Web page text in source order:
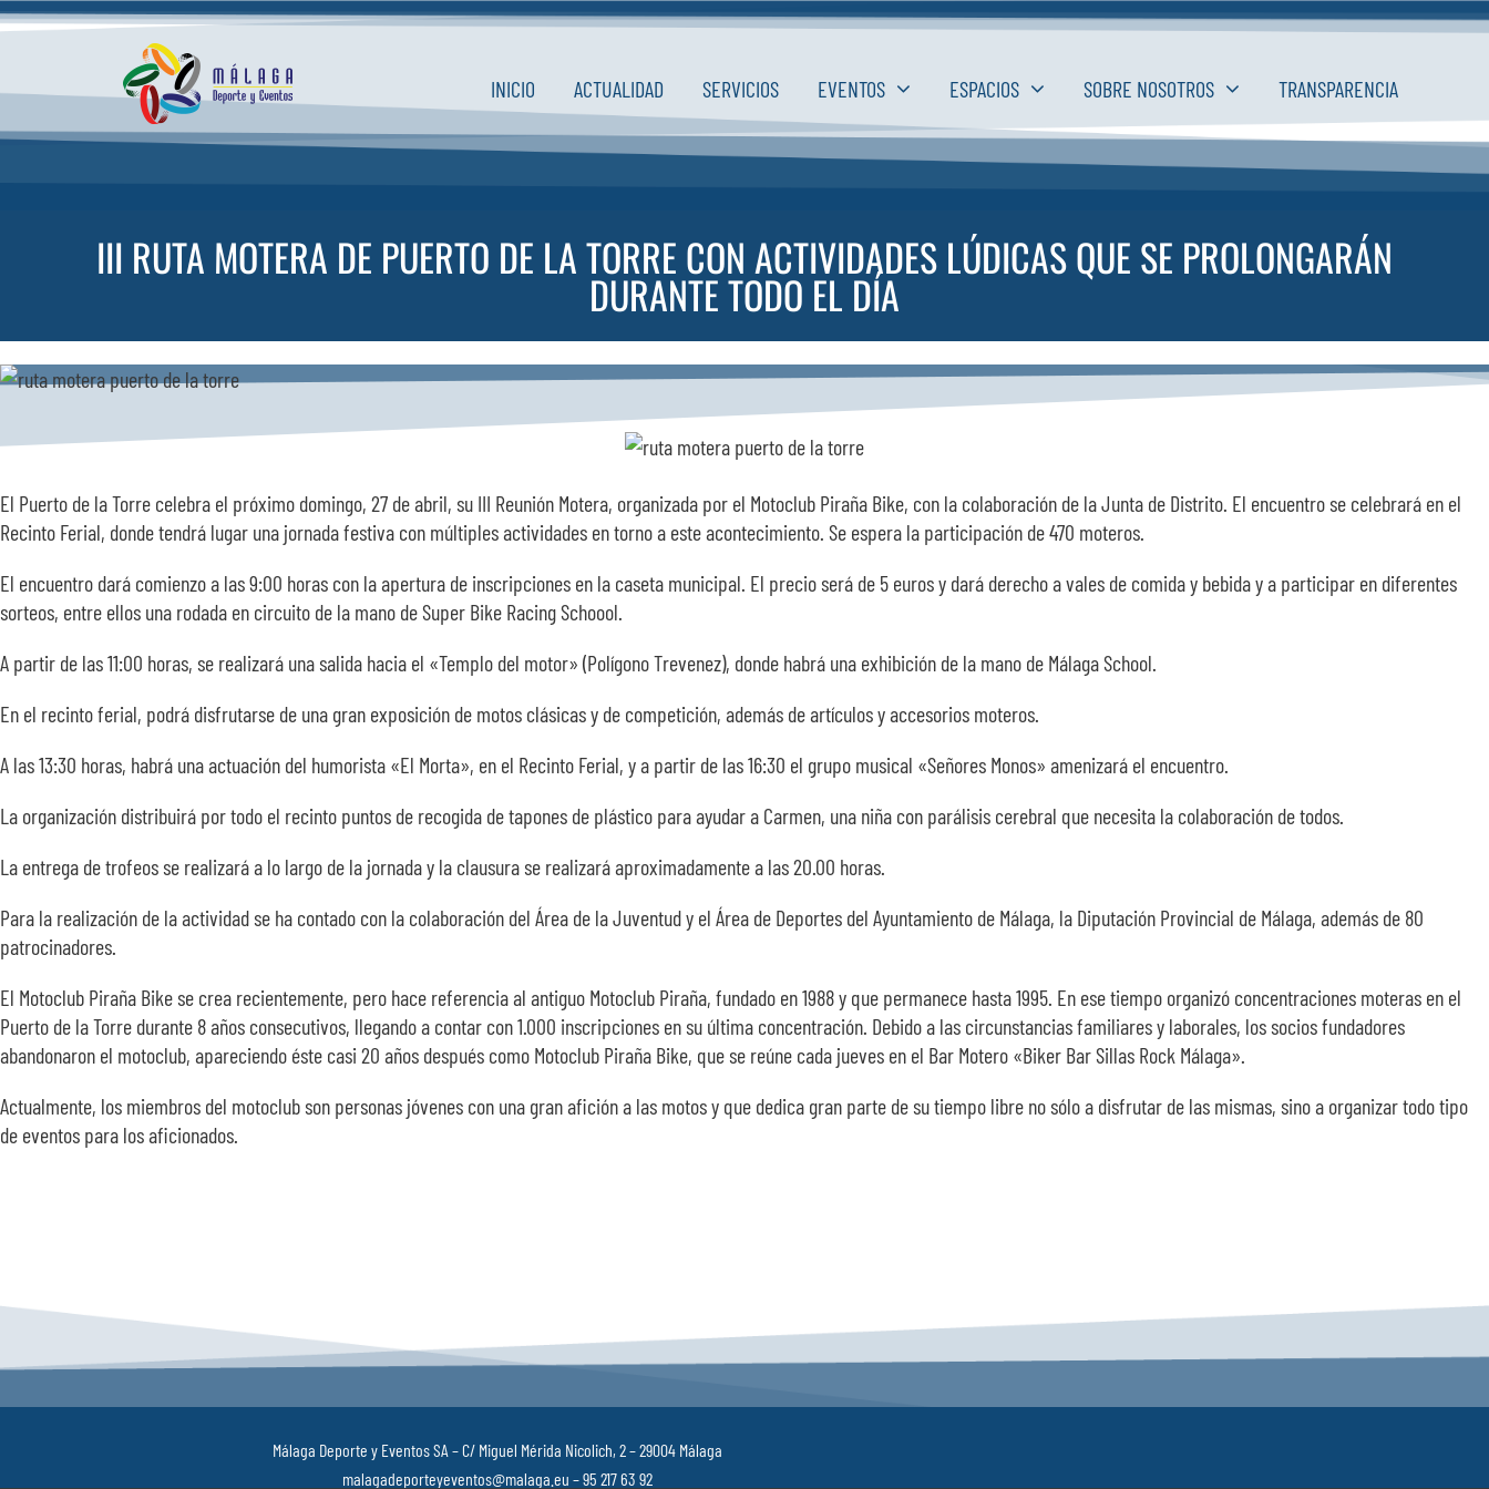
Saltar
INICIO ACTUALIDAD SERVICIOS EVENTOS ESPACIOS SOBRE NOSOTROS TRANSPARENCIA
III RUTA MOTERA DE PUERTO DE LA TORRE CON ACTIVIDADES LÚDICAS QUE SE PROLONGARÁN
DURANTE TODO EL DÍA
El Puerto de la Torre celebra el próximo domingo, 27 de abril, su III Reunión Motera, organizada por el Motoclub Piraña Bike, con la colaboración de la Junta de Distrito. El encuentro se celebrará en el
Recinto Ferial, donde tendrá lugar una jornada festiva con múltiples actividades en torno a este acontecimiento. Se espera la participación de 470 moteros.
El encuentro dará comienzo a las 9:00 horas con la apertura de inscripciones en la caseta municipal. El precio será de 5 euros y dará derecho a vales de comida y bebida y a participar en diferentes
sorteos, entre ellos una rodada en circuito de la mano de Super Bike Racing Schoool.
A partir de las 11:00 horas, se realizará una salida hacia el «Templo del motor» (Polígono Trevenez), donde habrá una exhibición de la mano de Málaga School.
En el recinto ferial, podrá disfrutarse de una gran exposición de motos clásicas y de competición, además de artículos y accesorios moteros.
A las 13:30 horas, habrá una actuación del humorista «El Morta», en el Recinto Ferial, y a partir de las 16:30 el grupo musical «Señores Monos» amenizará el encuentro.
La organización distribuirá por todo el recinto puntos de recogida de tapones de plástico para ayudar a Carmen, una niña con parálisis cerebral que necesita la colaboración de todos.
La entrega de trofeos se realizará a lo largo de la jornada y la clausura se realizará aproximadamente a las 20.00 horas.
Para la realización de la actividad se ha contado con la colaboración del Área de la Juventud y el Área de Deportes del Ayuntamiento de Málaga, la Diputación Provincial de Málaga, además de 80
patrocinadores.
El Motoclub Piraña Bike se crea recientemente, pero hace referencia al antiguo Motoclub Piraña, fundado en 1988 y que permanece hasta 1995. En ese tiempo organizó concentraciones moteras en el
Puerto de la Torre durante 8 años consecutivos, llegando a contar con 1.000 inscripciones en su última concentración. Debido a las circunstancias familiares y laborales, los socios fundadores
abandonaron el motoclub, apareciendo éste casi 20 años después como Motoclub Piraña Bike, que se reúne cada jueves en el Bar Motero «Biker Bar Sillas Rock Málaga».
Actualmente, los miembros del motoclub son personas jóvenes con una gran afición a las motos y que dedica gran parte de su tiempo libre no sólo a disfrutar de las mismas, sino a organizar todo tipo
de eventos para los aficionados.
Málaga Deporte y Eventos SA – C/ Miguel Mérida Nicolich, 2 – 29004 Málaga
malagadeporteyeventos@malaga.eu – 95 217 63 92